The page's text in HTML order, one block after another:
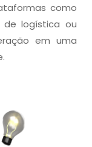
como
de logística ou
em uma